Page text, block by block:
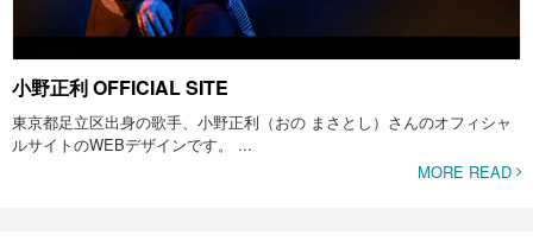
小野正利 OFFICIAL SITE
東京都足立区出身の歌手、小野正利（おの まさとし）さんのオフィシャ
ルサイトのWEBデザインです。 ...
MORE READ